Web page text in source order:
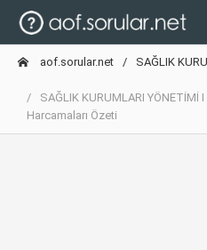
aof.sorular.net SAĞLIK
SAĞLIK KURUMLARI YÖNETİMİ
Harcamaları Özeti